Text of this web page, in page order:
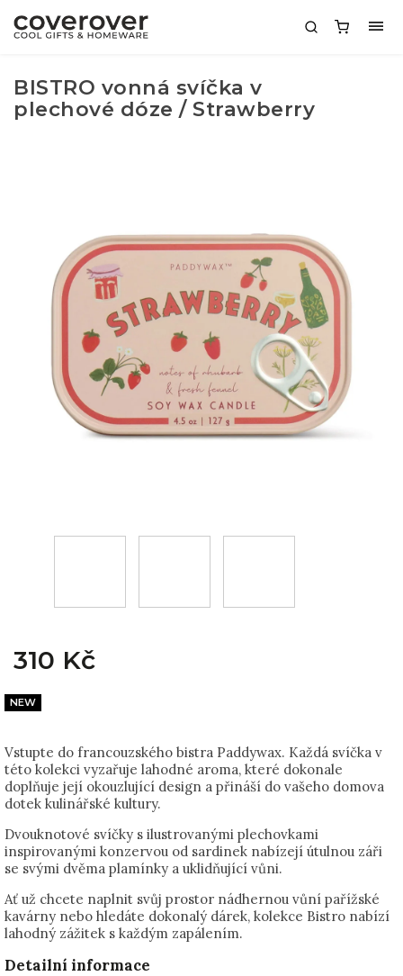
BISTRO vonná svíčka v
plechové dóze / Strawberry
310 Kč
Vstupte do francouzského bistra Paddywax. Každá svíčka v
této kolekci vyzařuje lahodné aroma, které dokonale
doplňuje její okouzlující design a přináší do vašeho domova
dotek kulinářské kultury.
Dvouknotové svíčky s ilustrovanými plechovkami
inspirovanými konzervou od sardinek nabízejí útulnou záři
se svými dvěma plamínky a uklidňující vůni.
Ať už chcete naplnit svůj prostor nádhernou vůní pařížské
kavárny nebo hledáte dokonalý dárek, kolekce Bistro nabízí
lahodný zážitek s každým zapálením.
Detailní informace
NEW